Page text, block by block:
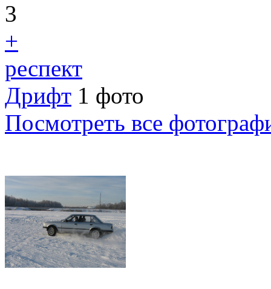
3
+
респект
Дрифт 1 фото
Посмотреть все